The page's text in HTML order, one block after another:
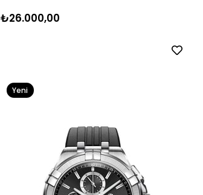
₺26.000,00
Yeni